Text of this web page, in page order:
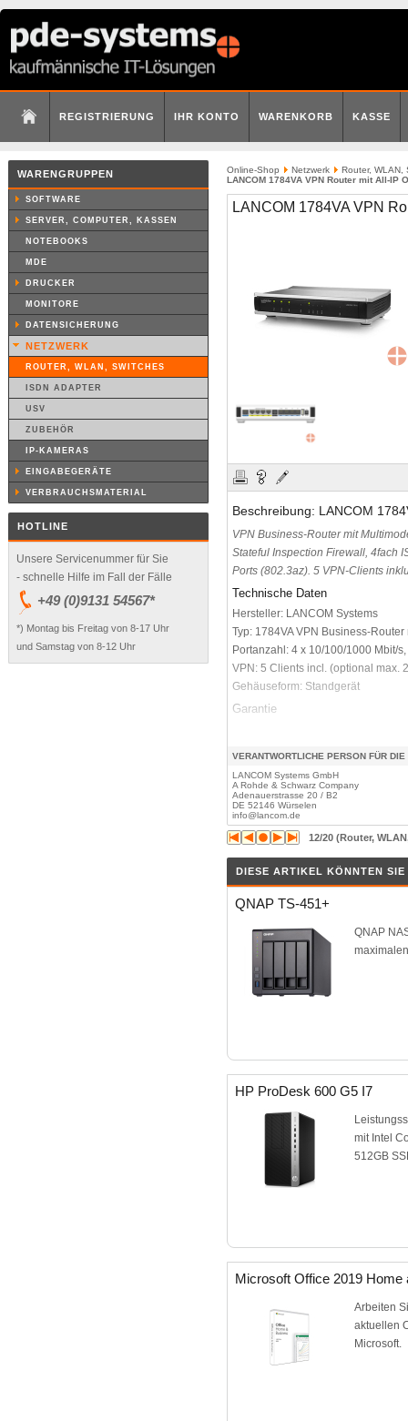
REGISTRIERUNG IHR KONTO WARENKORB KASSE
WARENGRUPPEN
SOFTWARE
SERVER, COMPUTER, KASSEN
NOTEBOOKS
MDE
DRUCKER
MONITORE
DATENSICHERUNG
NETZWERK
ROUTER, WLAN, SWITCHES
ISDN ADAPTER
USV
ZUBEHÖR
IP-KAMERAS
EINGABEGERÄTE
VERBRAUCHSMATERIAL
HOTLINE
Unsere Servicenummer für Sie
- schnelle Hilfe im Fall der Fälle
+49 (0)9131 54567*
*) Montag bis Freitag von 8-17 Uhr
und Samstag von 8-12 Uhr
Online-Shop Netzwerk
Router, WLAN,
LANCOM 1784VA VPN Router mit All-IP
LANCOM 1784VA VPN
Beschreibung: LANCOM
VPN Business-Router mit
Stateful Inspection Firewall, 4fach
Ports (802.3az). 5 VPN-Clients
Technische Daten
Hersteller: LANCOM Systems
Typ: 1784VA VPN Business-
Portanzahl: 4 x 10/100/1000 Mbit/
VPN: 5 Clients incl. (optional max.
Gehäuseform: Standgerät
Garantie
VERANTWORTLICHE PERSON FÜR DIE
LANCOM Systems GmbH
A Rohde & Schwarz Company
Adenauerstrasse 20 / B2
DE 52146 Würselen
info@lancom.de
12/20 (Router,
DIESE ARTIKEL KÖNNTEN
QNAP TS-451+
QNAP
HP ProDesk 600 G5 I7
mit Intel
512GB
Microsoft Office 2019 Home
Arbeiten
aktuellen
Microsoft.